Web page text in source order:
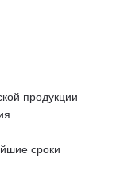
продукции
сроки